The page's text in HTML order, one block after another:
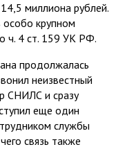
миллиона рублей.
крупном
ч. 4 ст. 159 УК РФ.
продолжалась
неизвестный
СНИЛС и сразу
еще один
службы
связь также